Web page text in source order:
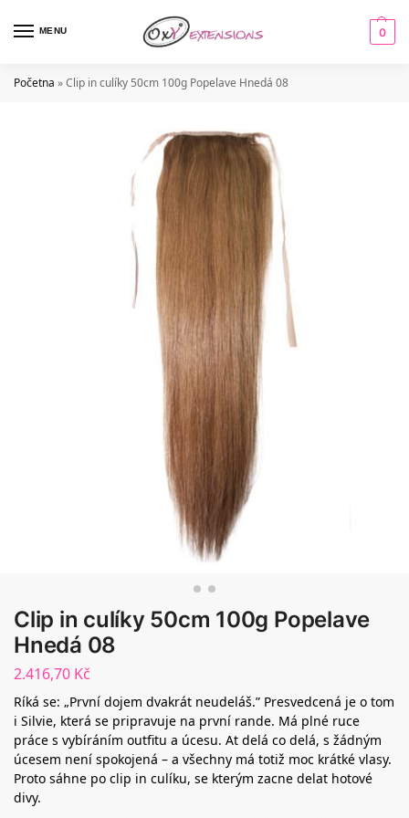
MENU 0
Početna »Clip in culíky 50cm 100g Popelave Hnedá 08
Clip in culíky 50cm 100g Popelave
Hnedá 08
2.416,70 Kč
Ríká se: „První dojem dvakrát neudeláš.” Presvedcená je o tom
i Silvie, která se pripravuje na první rande. Má plné ruce
práce s vybíráním outfitu a úcesu. At delá co delá, s žádným
úcesem není spokojená – a všechny má totiž moc krátké vlasy.
Proto sáhne po clip in culíku, se kterým zacne delat hotové
divy.